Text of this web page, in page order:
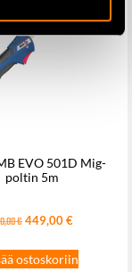
EVO 501D Mig-
poltin 5m
€449,00€
ostoskoriin